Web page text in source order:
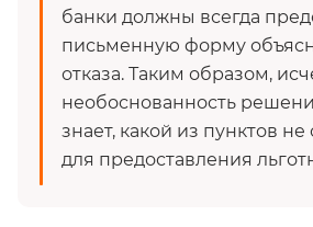
банки должны всегда
письменную форму
отказа. Таким образом,
необоснованность
знает, какой из пунктов не
для предоставления